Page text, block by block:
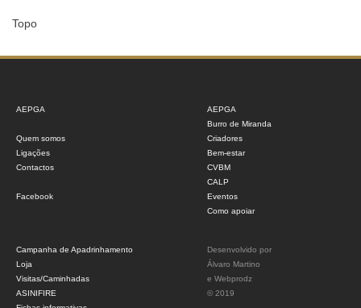
Topo
AEPGA
Quem somos
Ligações
Contactos
Facebook
AEPGA
Burro de Miranda
Criadores
Bem-estar
CVBM
CALP
Eventos
Como apoiar
Campanha de Apadrinhamento
Loja
Visitas/Caminhadas
ASINIFIRE
Desenvolvido por
Álvaro Martino
e Webprodz
© 2019